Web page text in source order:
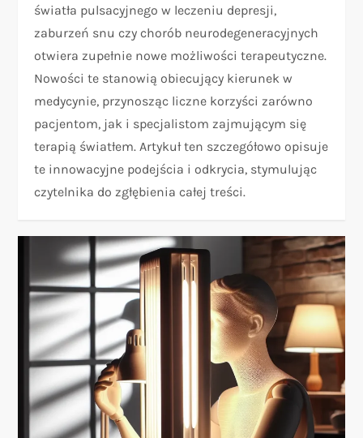
światła pulsacyjnego w leczeniu depresji,
zaburzeń snu czy chorób neurodegeneracyjnych
otwiera zupełnie nowe możliwości terapeutyczne.
Nowości te stanowią obiecujący kierunek w
medycynie, przynosząc liczne korzyści zarówno
pacjentom, jak i specjalistom zajmującym się
terapią światłem. Artykuł ten szczegółowo opisuje
te innowacyjne podejścia i odkrycia, stymulując
czytelnika do zgłębienia całej treści.